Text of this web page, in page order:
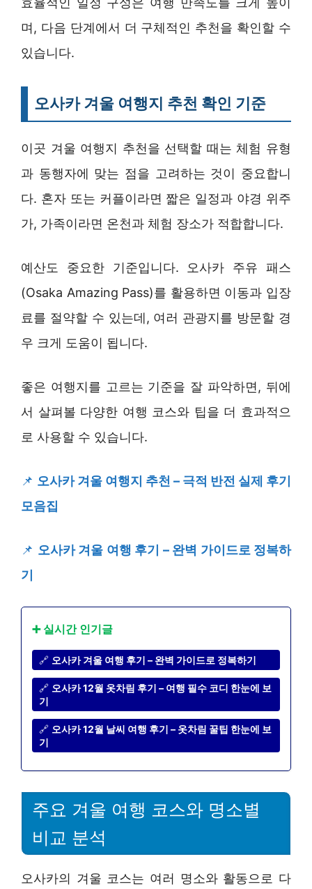
며, 다음 단계에서 더 구체적인 추천을 확인할 수
있습니다.
오사카 겨울 여행지 추천 확인 기준
이곳 겨울 여행지 추천을 선택할 때는 체험 유형
과 동행자에 맞는 점을 고려하는 것이 중요합니
다. 혼자 또는 커플이라면 짧은 일정과 야경 위주
가, 가족이라면 온천과 체험 장소가 적합합니다.
예산도 중요한 기준입니다. 오사카 주유 패스
(Osaka Amazing Pass)를 활용하면 이동과 입장
료를 절약할 수 있는데, 여러 관광지를 방문할 경
우 크게 도움이 됩니다.
좋은 여행지를 고르는 기준을 잘 파악하면, 뒤에
서 살펴볼 다양한 여행 코스와 팁을 더 효과적으
로 사용할 수 있습니다.
📌 오사카 겨울 여행지 추천 – 극적 반전 실제 후기
모음집
📌 오사카 겨울 여행 후기 – 완벽 가이드로 정복하
기
➕ 실시간 인기글
🔗 오사카 겨울 여행 후기 – 완벽 가이드로 정복하기
🔗 오사카 12월 옷차림 후기 – 여행 필수 코디 한눈에 보
기
🔗 오사카 12월 날씨 여행 후기 – 옷차림 꿀팁 한눈에 보
기
주요 겨울 여행 코스와 명소별
비교 분석
오사카의 겨울 코스는 여러 명소와 활동으로 다